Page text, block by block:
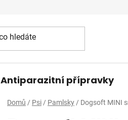
Antiparazitní přípravky
Domů / Psi / Pamlsky / Dogsoft MINI